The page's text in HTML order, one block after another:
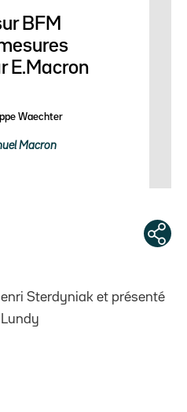
BFM
E.Macron
Waechter
Macron
Sterdyniak et présenté